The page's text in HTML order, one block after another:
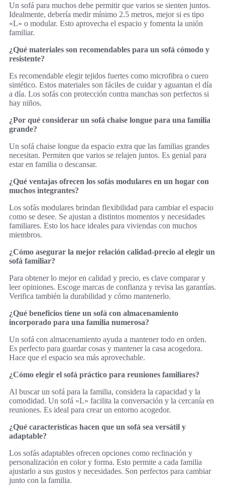
Un sofá para muchos debe permitir que varios se sienten juntos.
Idealmente, debería medir mínimo 2.5 metros, mejor si es tipo
«L» o modular. Esto aprovecha el espacio y fomenta la unión
familiar.
¿Qué materiales son recomendables para un sofá cómodo y
resistente?
Es recomendable elegir tejidos fuertes como microfibra o cuero
sintético. Estos materiales son fáciles de cuidar y aguantan el día
a día. Los sofás con protección contra manchas son perfectos si
hay niños.
¿Por qué considerar un sofá chaise longue para una familia
grande?
Un sofá chaise longue da espacio extra que las familias grandes
necesitan. Permiten que varios se relajen juntos. Es genial para
estar en familia o descansar.
¿Qué ventajas ofrecen los sofás modulares en un hogar con
muchos integrantes?
Los sofás modulares brindan flexibilidad para cambiar el espacio
como se desee. Se ajustan a distintos momentos y necesidades
familiares. Esto los hace ideales para viviendas con muchos
miembros.
¿Cómo asegurar la mejor relación calidad-precio al elegir un
sofá familiar?
Para obtener lo mejor en calidad y precio, es clave comparar y
leer opiniones. Escoge marcas de confianza y revisa las garantías.
Verifica también la durabilidad y cómo mantenerlo.
¿Qué beneficios tiene un sofá con almacenamiento
incorporado para una familia numerosa?
Un sofá con almacenamiento ayuda a mantener todo en orden.
Es perfecto para guardar cosas y mantener la casa acogedora.
Hace que el espacio sea más aprovechable.
¿Cómo elegir el sofá práctico para reuniones familiares?
Al buscar un sofá para la familia, considera la capacidad y la
comodidad. Un sofá «L» facilita la conversación y la cercanía en
reuniones. Es ideal para crear un entorno acogedor.
¿Qué características hacen que un sofá sea versátil y
adaptable?
Los sofás adaptables ofrecen opciones como reclinación y
personalización en color y forma. Esto permite a cada familia
ajustarlo a sus gustos y necesidades. Son perfectos para cambiar
junto con la familia.